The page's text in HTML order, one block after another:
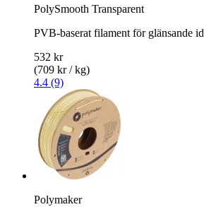
PolySmooth Transparent
PVB-baserat filament för glänsande
532 kr
(709 kr / kg)
4.4 (9)
Polymaker